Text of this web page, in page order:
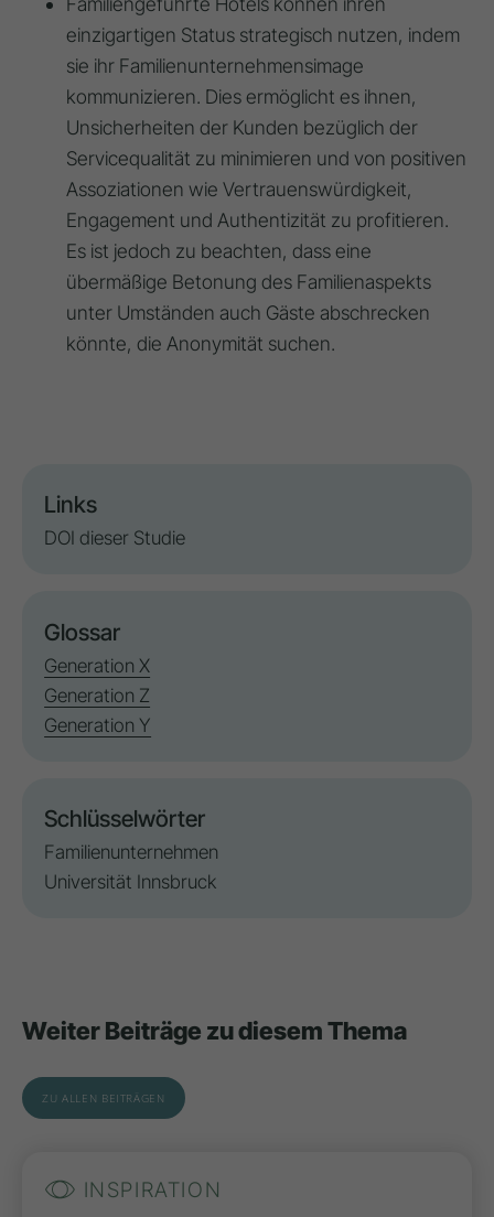
einzigartigen Status strategisch nutzen, indem
sie ihr Familienunternehmensimage
kommunizieren. Dies ermöglicht es ihnen,
Unsicherheiten der Kunden bezüglich der
Servicequalität zu minimieren und von positiven
Assoziationen wie Vertrauenswürdigkeit,
Engagement und Authentizität zu profitieren.
Es ist jedoch zu beachten, dass eine
übermäßige Betonung des Familienaspekts
unter Umständen auch Gäste abschrecken
könnte, die Anonymität suchen.
Links
DOI dieser Studie
Glossar
Generation X
Generation Z
Generation Y
Schlüsselwörter
Familienunternehmen
Universität Innsbruck
Weiter Beiträge zu diesem Thema
ZU ALLEN BEITRÄGEN
INSPIRATION